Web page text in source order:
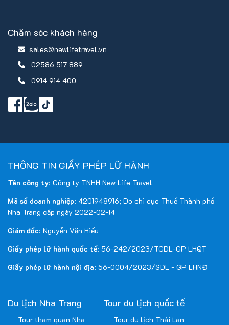
Chăm sóc khách hàng
sales@newlifetravel.vn
02586 517 889
0914 914 400
THÔNG TIN GIẤY PHÉP LỮ HÀNH
Tên công ty: Công ty TNHH New Life Travel
Mã số doanh nghiệp: 4201948916; Do chi cục Thuế Thành phố
Nha Trang cấp ngày 2022-02-14
Giám đốc: Nguyễn Văn Hiếu
Giấy phép lữ hành quốc tế: 56-242/2023/TCDL-GP LHQT
Giấy phép lữ hành nội địa: 56-0004/2023/SDL - GP LHNĐ
Du lịch Nha Trang
Tour tham quan Nha
Tour du lịch quốc tế
Tour du lịch Thái Lan